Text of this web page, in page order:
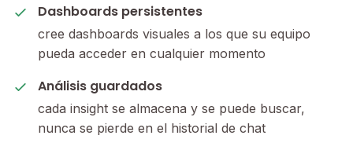
Dashboards persistentes
cree dashboards visuales a los que su equipo
pueda acceder en cualquier momento
Análisis guardados
cada insight se almacena y se puede buscar,
nunca se pierde en el historial de chat